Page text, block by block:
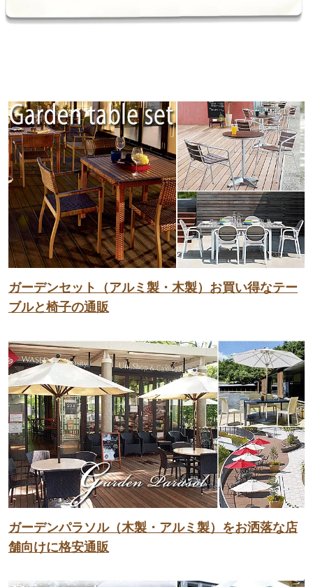
ガーデンセット（アルミ製・木製）お買い得なテー
ブルと椅子の通販
ガーデンパラソル（木製・アルミ製）をお洒落な店
舗向けに格安通販